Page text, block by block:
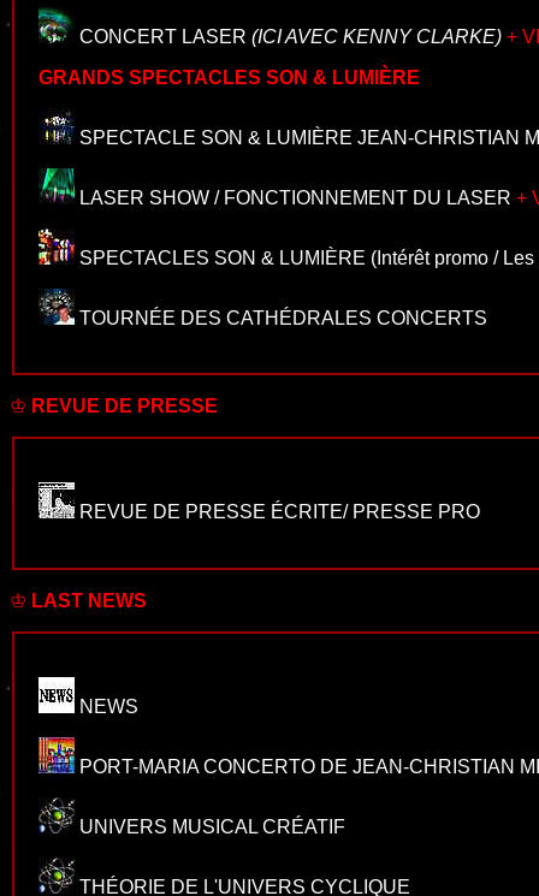
CONCERT LASER (ICI AVEC KENNY CLARKE) +
GRANDS SPECTACLES SON & LUMIÈRE
SPECTACLE SON & LUMIÈRE JEAN-CHRISTIAN
LASER SHOW / FONCTIONNEMENT DU LASER +
SPECTACLES SON & LUMIÈRE (Intérêt promo /
TOURNÉE DES CATHÉDRALES CONCERTS
♔ REVUE DE PRESSE
REVUE DE PRESSE ÉCRITE/ PRESSE PRO
♔ LAST NEWS
NEWS
PORT-MARIA CONCERTO DE JEAN-CHRISTIAN
UNIVERS MUSICAL CRÉATIF
THÉORIE DE L'UNIVERS CYCLIQUE